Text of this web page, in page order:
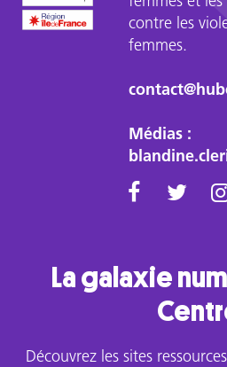
contre les
femmes.
Médias :
La galaxie
Découvrez les sites